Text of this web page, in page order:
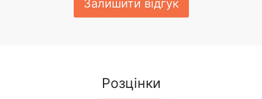
Залишити відгук
Розцінки